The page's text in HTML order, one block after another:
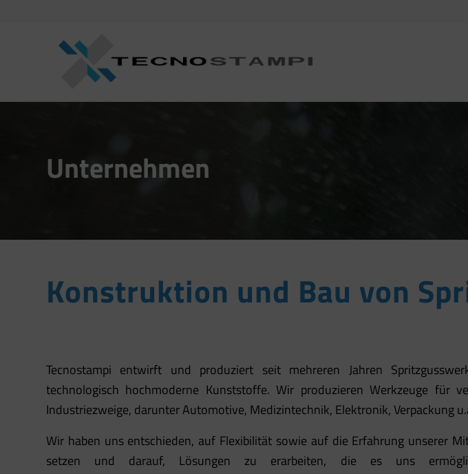
Unternehmen
Konstruktion und Bau von
Tecnostampi entwirft und produziert seit mehreren Jahren
technologisch hochmoderne Kunststoffe. Wir produzieren Werkzeuge für
Industriezweige, darunter Automotive, Medizintechnik, Elektronik, Verpackung
Wir haben uns entschieden, auf Flexibilität sowie auf die Erfahrung unserer
setzen und darauf, Lösungen zu erarbeiten, die es uns